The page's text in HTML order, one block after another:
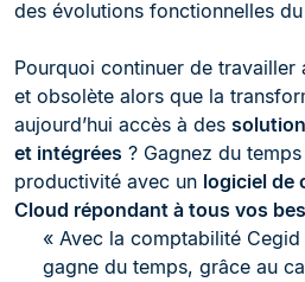
des évolutions fonctionnelles
Pourquoi continuer de travailler
et obsolète alors que la
aujourd’hui accès à des
et intégrées ? Gagnez du
productivité avec un logiciel de
Cloud répondant à tous vos
« Avec la comptabilité
gagne du temps, grâce au